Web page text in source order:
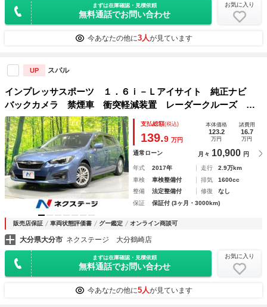
まずは在庫確認・見積依頼
無料通話でお問い合わせ
お気に入り
今あなたの他に3人が見ています
UP スバル
インプレッサスポーツ １．６ｉ－Ｌアイサイト 純正ナビ
バックカメラ 禁煙車 衝突軽減装置 レーダークルーズ 踏
み間違い防止装置 ＬＥＤヘッド フルセグ Ｂｌｕｅｔｏｏ
ｔｈ再生 ＥＴＣ スマートキー オートライト／エアコン
電動格納ミラー
支払総額(税込)
139.9 万円
本体価格
123.2
万円
諸費用
16.7
万円
通常ローン 月々 10,900 円
年式 2017年 走行
2.9万km
車検
車検整備付 排気
1600cc
整備
法定整備付 修復
なし
保証
保証付 (3ヶ月・3000km)
販売店保証 車両状態評価書 グー鑑定 オンライン商談可
大分県大分市 ネクステージ 大分鶴崎店
まずは在庫確認・見積依頼
無料通話でお問い合わせ
お気に入り
今あなたの他に5人が見ています